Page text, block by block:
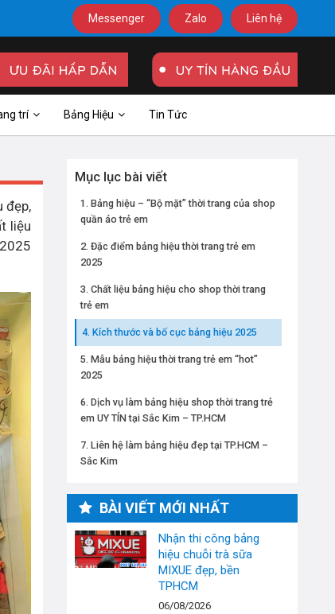
Messenger Zalo Liên hệ
trí Bảng Hiệu Tin Tức
đẹp,
liệu
Mục lục bài viết
Bảng hiệu – “Bộ mặt” thời trang của shop
quần áo trẻ em
Đặc điểm bảng hiệu thời trang trẻ em
2025
Chất liệu bảng hiệu cho shop thời trang
trẻ em
Kích thước và bố cục bảng hiệu 2025
Mẫu bảng hiệu thời trang trẻ em “hot”
2025
Dịch vụ làm bảng hiệu shop thời trang trẻ
em UY TÍN tại Sắc Kim – TP.HCM
Liên hệ làm bảng hiệu đẹp tại TP.HCM –
Sắc Kim
BÀI VIẾT MỚI NHẤT
Nhận thi công bảng
hiệu chuỗi trà sữa
MIXUE đẹp, bền
TPHCM
06/08/2026